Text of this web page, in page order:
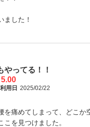
ました！
やってる！！
5.00
利用日 2025/02/22
を痛めてしまって、どこか
こを見つけました。